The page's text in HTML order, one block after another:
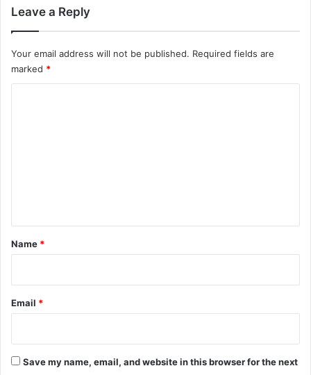
Leave a Reply
Your email address will not be published. Required fields are
marked *
*
Name *
Email *
Save my name, email, and website in this browser for the next